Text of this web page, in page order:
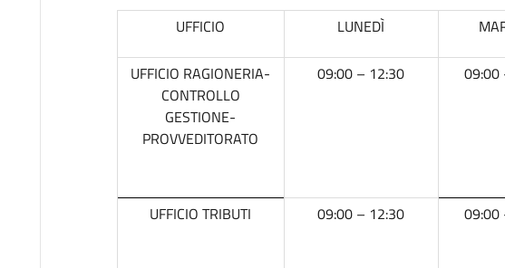
UFFICIO LUNEDÌ
UFFICIO RAGIONERIA-
CONTROLLO
GESTIONE-
PROVVEDITORATO
09:00 – 12:30 09:00
UFFICIO TRIBUTI 09:00 – 12:30 09:00